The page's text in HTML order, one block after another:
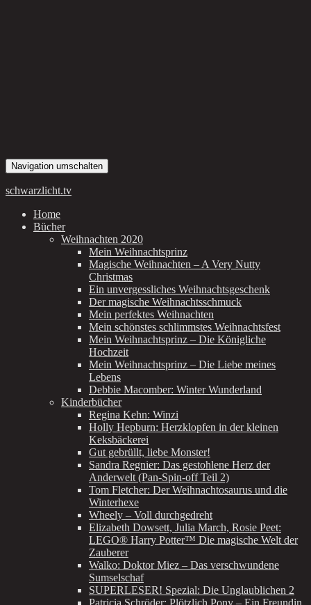
Navigation umschalten
schwarzlicht.tv
Home
Bücher
Weihnachten 2020
Mein Weihnachtsprinz
Magische Weihnachten – A Very Nutty
Christmas
Ein unvergessliches Weihnachtsgeschenk
Der magische Weihnachtsschmuck
Mein perfektes Weihnachten
Mein schönstes schlimmstes Weihnachtsfest
Mein Weihnachtsprinz – Die Königliche
Hochzeit
Mein Weihnachtsprinz – Die Liebe meines
Lebens
Debbie Macomber: Winter Wunderland
Kinderbücher
Regina Kehn: Winzi
Holly Hepburn: Herzklopfen in der kleinen
Keksbäckerei
Gut gebrüllt, liebe Monster!
Sandra Regnier: Das gestohlene Herz der
Anderwelt (Pan-Spin-off Teil 2)
Tom Fletcher: Der Weihnachtosaurus und die
Winterhexe
Wheely – Voll durchgedreht
Elizabeth Dowsett, Julia March, Rosie Peet:
LEGO® Harry Potter™ Die magische Welt der
Zauberer
Walko: Doktor Miez – Das verschwundene
Sumselschaf
SUPERLESER! Spezial: Die Unglaublichen 2
Patricia Schröder: Plötzlich Pony – Ein Freundin